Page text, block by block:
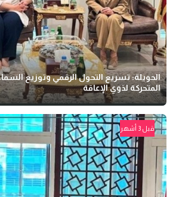
الحويلة: تسريع التحول الرقمي وتوزيع
المتحركة لذوي الإعاقة
قبل 3 أشهر